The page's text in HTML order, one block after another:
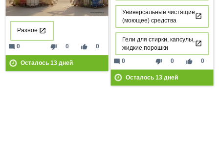
Универсальные чистящие
(моющее) средства
Гели для стирки, капсулы,
жидкие порошки
thumb_down 0 thumb_up 0
mode_comment 0
Осталось 13дней
Разное
thumb_down 0 thumb_up 0
mode_comment 0
Осталось 13дней